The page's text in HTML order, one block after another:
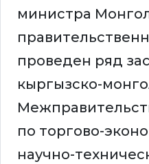
министра
проведен ряд
кыргызско-
по торгово-
научно-